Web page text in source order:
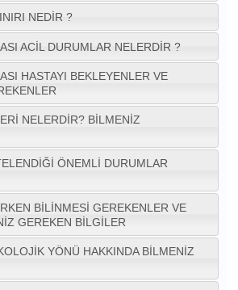
NEDIR ?
ACIL DURUMLAR NELERDIR ?
HASTAYI BEKLEYENLER VE
NELERDIR? BILMENIZ
ÖNEMLI DURUMLAR
BILINMESI GEREKENLER VE
GEREKEN BILGILER
YÖNÜ HAKKINDA BILMENIZ